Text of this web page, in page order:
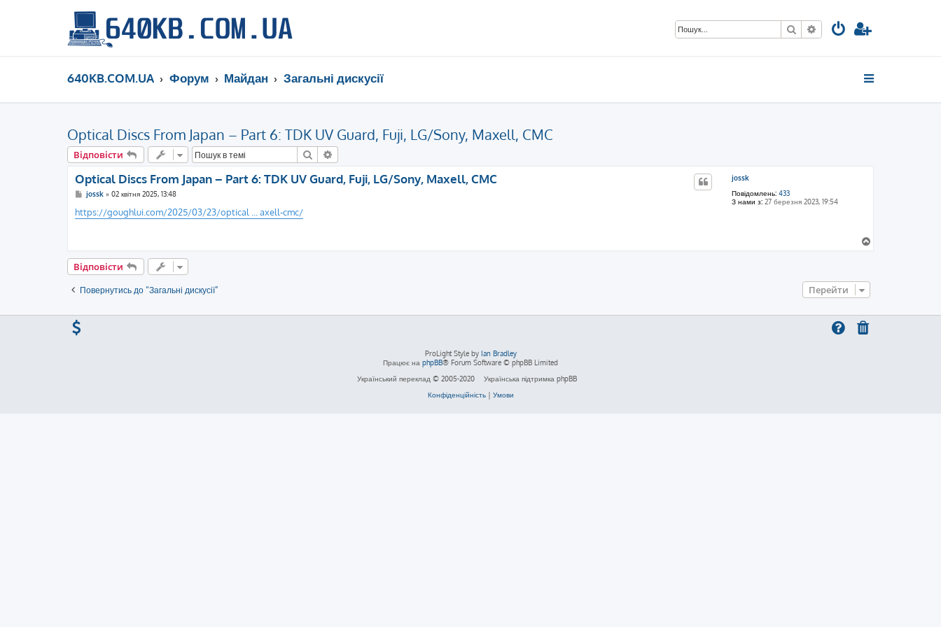
ПошукРозширений пошук
640KB.COM.UA Форум Майдан Загальні дискусії
Optical Discs From Japan – Part 6: TDK UV Guard, Fuji, LG/Sony, Maxell, CMC
Відповісти Пошук
jossk
Повідомлень: 433
З нами з: 27 березня 2023, 19:54
Optical Discs From Japan – Part 6: TDK UV Guard, Fuji, LG/Sony, Maxell, CMC
П
в
і
л
е
н
н
я
jossk» 02 квітня 2025, 13:48
https://goughlui.com/2025/03/23/optical ... axell-cmc/
о
Відповісти
Повернутись до “Загальні дискусії” Перейти
ProLight Style by Ian Bradley
Працює на phpBB® Forum Software © phpBB Limited
Український переклад © 2005-2020
Українська підтримка phpBB
Конфіденційність| Умови